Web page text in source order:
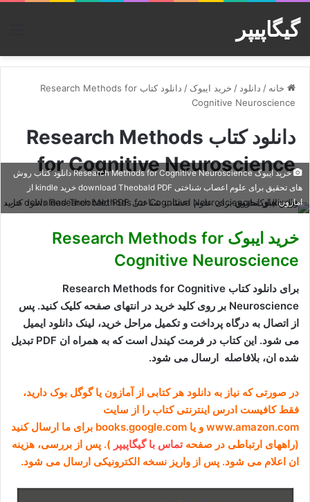
گیگاپیپر
خانه / دانلود / خرید ایبوک /
دانلود کتاب Research Methods for
Cognitive Neuroscience
دانلود کتاب Research Methods
for Cognitive Neuroscience
خرید ایبوک Research Methods for Cognitive Neuroscience دانلود کتاب روش
های تحقیق برای علوم اعصاب شناختی download Theobald PDF خرید kindle از
امازون
خرید ایبوک Research Methods for
Cognitive Neuroscience
برای دانلود کتاب Research Methods for Cognitive
Neuroscience بر روی کلید خرید در انتهای صفحه کلیک کنید. پس
از اتصال به درگاه پرداخت و تکمیل مراحل خرید، لینک دانلود ایمیل
می شود. این کتاب در فرمت کیندل است که به همراه ان PDF تبدیل
شده ان، بلافاصله ارسال می شود.
در صورتی که نیاز به دانلود هر کتابی از آمازون یا گوگل بوک دارید،
فقط کافیست ادرس اینترنتی کتاب را از سایت
www.amazon.com و یا books.google.com برای ما ارسال کنید
(راههای ارتباطی در صفحهتماس با گیگاپیپر ). پس از بررسی، هزینه
ان اعلام می شود. پس از واریز نسخه الکترونیکی ارسال می شود.